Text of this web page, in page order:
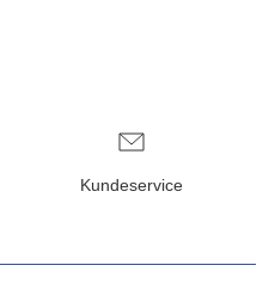
Kundeservice